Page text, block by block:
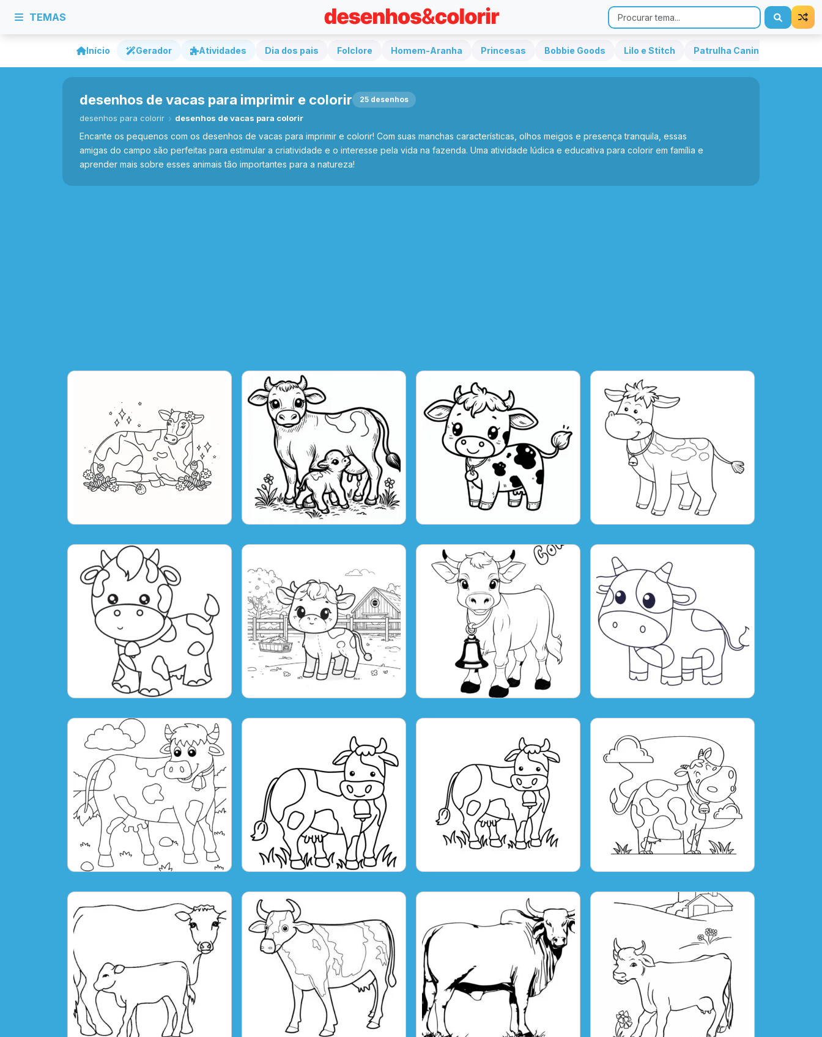
TEMAS
Início Gerador Atividades Dia dos pais Folclore Homem-Aranha Princesas Bobbie Goods Lilo e Stitch Patrulha Canina
desenhos de vacas para imprimir e colorir 25 desenhos
desenhos para colorir desenhos de vacas para colorir
Encante os pequenos com os desenhos de vacas para imprimir e colorir! Com suas manchas características, olhos meigos e presença tranquila, essas
amigas do campo são perfeitas para estimular a criatividade e o interesse pela vida na fazenda. Uma atividade lúdica e educativa para colorir em família e
aprender mais sobre esses animais tão importantes para a natureza!